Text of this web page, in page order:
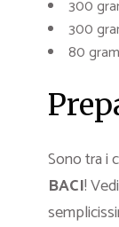
300
300
80
Sono tra i
BACI!